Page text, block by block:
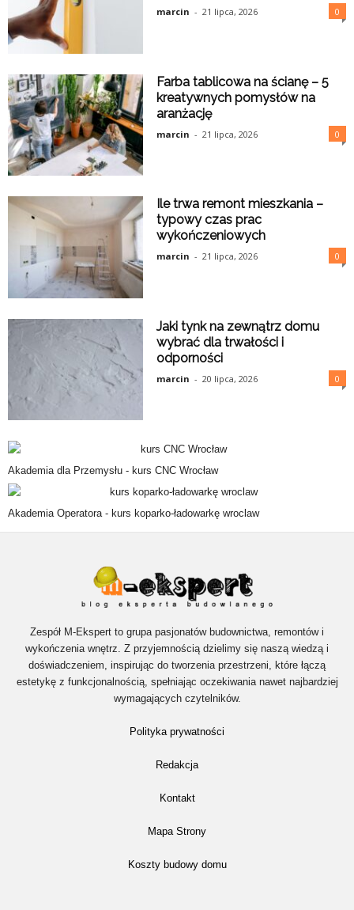
marcin - 21 lipca, 2026 0
Farba tablicowa na ścianę – 5
kreatywnych pomysłów na
aranżację
marcin - 21 lipca, 2026 0
Ile trwa remont mieszkania –
typowy czas prac
wykończeniowych
marcin - 21 lipca, 2026 0
Jaki tynk na zewnątrz domu
wybrać dla trwałości i
odporności
marcin - 20 lipca, 2026 0
Akademia dla Przemysłu - kurs CNC Wrocław
Akademia Operatora - kurs koparko-ładowarkę wroclaw
Zespół M-Ekspert to grupa pasjonatów budownictwa, remontów i
wykończenia wnętrz. Z przyjemnością dzielimy się naszą wiedzą i
doświadczeniem, inspirując do tworzenia przestrzeni, które łączą
estetykę z funkcjonalnością, spełniając oczekiwania nawet najbardziej
wymagających czytelników.
Polityka prywatności
Redakcja
Kontakt
Mapa Strony
Koszty budowy domu